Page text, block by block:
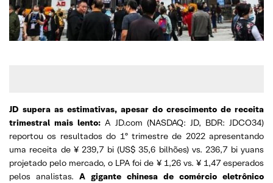
JD supera as estimativas, apesar do crescimento de receita
trimestral mais lento:A JD.com (NASDAQ: JD, BDR: JDCO34)
reportou os resultados do 1º trimestre de 2022 apresentando
uma receita de ¥ 239,7 bi (US$ 35,6 bilhões) vs. 236,7 bi yuans
projetado pelo mercado, o LPA foi de ¥ 1,26 vs. ¥ 1,47 esperados
pelos analistas. A gigante chinesa de comércio eletrônico